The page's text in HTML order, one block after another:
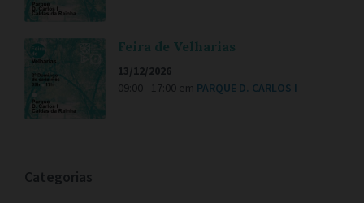
Feira de Velharias
13/12/2026
09:00 - 17:00 em PARQUE D. CARLOS I
Categorias